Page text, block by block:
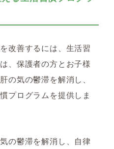
改善するには、生活習
、保護者の方とお子様
の気の鬱滞を解消し、
プログラムを提供しま
の鬱滞を解消し、自律